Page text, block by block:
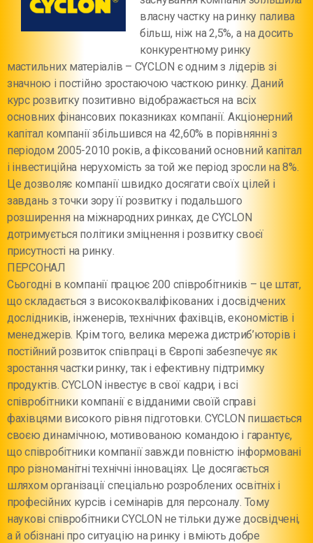
власну частку на ринку палива
більш, ніж на 2,5%, а на досить
конкурентному ринку
мастильних матеріалів – CYCLON є одним з лідерів зі
значною і постійно зростаючою часткою ринку. Даний
курс розвитку позитивно відображається на всіх
основних фінансових показниках компанії. Акціонерний
капітал компанії збільшився на 42,60% в порівнянні з
періодом 2005-2010 років, а фіксований основний капітал
і інвестиційна нерухомість за той же період зросли на 8%.
Це дозволяє компанії швидко досягати своїх цілей і
завдань з точки зору її розвитку і подальшого
розширення на міжнародних ринках, де CYCLON
дотримується політики зміцнення і розвитку своєї
присутності на ринку.
ПЕРСОНАЛ
Сьогодні в компанії працює 200 співробітників – це штат,
що складається з висококваліфікованих і досвідчених
дослідників, інженерів, технічних фахівців, економістів і
менеджерів. Крім того, велика мережа дистриб’юторів і
постійний розвиток співпраці в Європі забезпечує як
зростання частки ринку, так і ефективну підтримку
продуктів. CYCLON інвестує в свої кадри, і всі
співробітники компанії є відданими своїй справі
фахівцями високого рівня підготовки. CYCLON пишається
своєю динамічною, мотивованою командою і гарантує,
що співробітники компанії завжди повністю інформовані
про різноманітні технічні інноваціях. Це досягається
шляхом організації спеціально розроблених освітніх і
професійних курсів і семінарів для персоналу. Тому
наукові співробітники CYCLON не тільки дуже досвідчені,
а й обізнані про ситуацію на ринку і вміють добре